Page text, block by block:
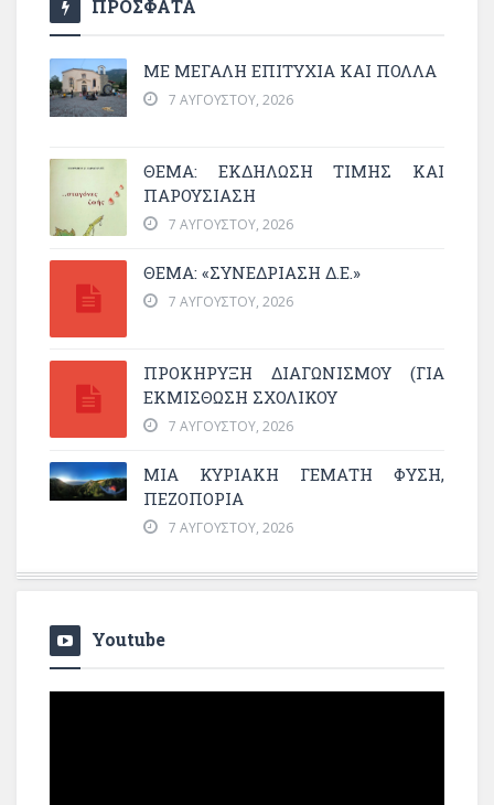
ΠΡΟΣΦΑΤΑ
ΜΕ ΜΕΓΆΛΗ ΕΠΙΤΥΧΊΑ ΚΑΙ ΠΟΛΛΆ
7 ΑΥΓΟΎΣΤΟΥ, 2026
ΘΈΜΑ: ΕΚΔΉΛΩΣΗ ΤΙΜΉΣ ΚΑΙ
ΠΑΡΟΥΣΊΑΣΗ
7 ΑΥΓΟΎΣΤΟΥ, 2026
ΘΕΜΑ: «ΣΥΝΕΔΡΊΑΣΗ Δ.Ε.»
7 ΑΥΓΟΎΣΤΟΥ, 2026
ΠΡΟΚΗΡΥΞΗ ΔΙΑΓΩΝΙΣΜΟΥ (ΓΙΑ
ΕΚΜΊΣΘΩΣΗ ΣΧΟΛΙΚΟΎ
7 ΑΥΓΟΎΣΤΟΥ, 2026
ΜΙΑ ΚΥΡΙΑΚΉ ΓΕΜΆΤΗ ΦΎΣΗ,
ΠΕΖΟΠΟΡΊΑ
7 ΑΥΓΟΎΣΤΟΥ, 2026
Youtube